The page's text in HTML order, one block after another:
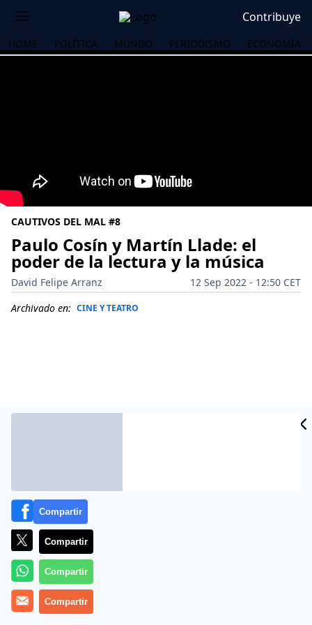
Contribuye
HOME POLÍTICA MUNDO PERIODISMO ECONOMÍA
CAUTIVOS DEL MAL #8
Paulo Cosín y Martín Llade: el
poder de la lectura y la música
David Felipe Arranz
12 Sep 2022 - 12:50 CET
Archivado en: CINE Y TEATRO
Más información
Compartir
Compartir
Compartir
Compartir